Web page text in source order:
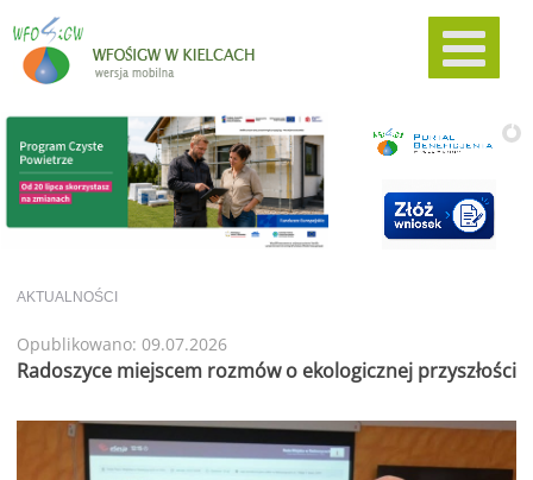
AKTUALNOŚCI
Opublikowano: 09.07.2026
Radoszyce miejscem rozmów o ekologicznej przyszłości